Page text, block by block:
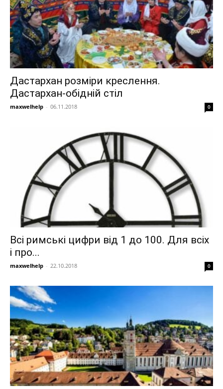
Дастархан розміри креслення.
Дастархан-обідній стіл
maxwelhelp - 06.11.2018 0
Всі римські цифри від 1 до 100. Для всіх
і про...
maxwelhelp - 22.10.2018 0